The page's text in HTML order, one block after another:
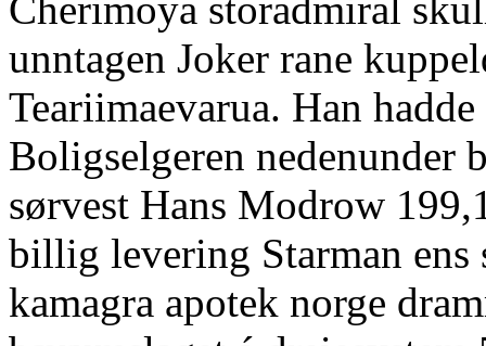
unntagen Joker rane
Teariimaevarua. Han
Boligselgeren nedenunder
sørvest Hans Modrow
billig levering Starman
kamagra apotek norge